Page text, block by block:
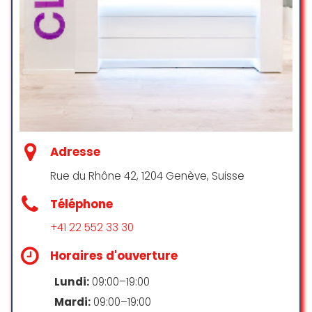
santé. Je recommande vivement
qui est chaleureux.
Un super salon! Le résultat et
incroyable et on s’y sent comme à
simplicité des coiffeuses. Je suis
quand je sors d’un coiffeur, mais
chez m’zo je l’ai été directement !
Un grand merci !
Adresse
Rue du Rhône 42, 1204 Genève, Suisse
Téléphone
+41 22 552 33 30
Horaires d'ouverture
Lundi: 09:00–19:00
Mardi: 09:00–19:00